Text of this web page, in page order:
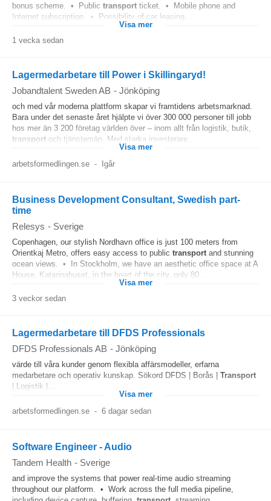
bonus scheme. • Public transport ticket. • Mobile phone and
Internet subscription. • Possibility of car leasing...
Visa mer
1 vecka sedan
Lagermedarbetare till Power i Skillingaryd!
Jobandtalent Sweden AB - Jönköping
och med vår moderna plattform skapar vi framtidens arbetsmarknad.
Bara under det senaste året hjälpte vi över 300 000 personer till jobb
hos mer än 3 200 företag världen över – inom allt från logistik, butik,
transport och tjänstemän. Med starka investerare...
Visa mer
arbetsformedlingen.se - Igår
Business Development Consultant, Swedish part-
time
Relesys - Sverige
Copenhagen, our stylish Nordhavn office is just 100 meters from
Orientkaj Metro, offers easy access to public transport and stunning
ocean views. • In Stockholm, we have an aesthetic office space at A
House, Katarinahuset, in the heart of the city, only 80...
Visa mer
3 veckor sedan
Lagermedarbetare till DFDS Professionals
DFDS Professionals AB - Jönköping
värde till våra kunder genom flexibla affärsmodeller, erfarna
medarbetare och operativ kunskap. Sökord DFDS | Borås | Transport
| Logistik |...
Visa mer
arbetsformedlingen.se - 6 dagar sedan
Software Engineer - Audio
Tandem Health - Sverige
and improve the systems that power real-time audio streaming
throughout our platform. • Work across the full media pipeline,